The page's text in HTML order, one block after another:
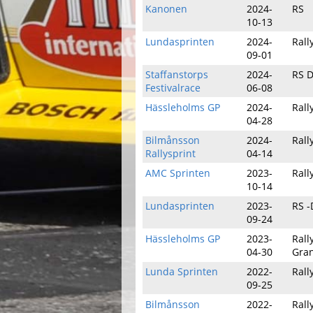
Kanonen
2024-
10-13
RS
Lundasprinten
2024-
09-01
Staffanstorps
Festivalrace
2024-
06-08
RS
Hässleholms GP
2024-
04-28
Bilmånsson
Rallysprint
2024-
04-14
AMC Sprinten
2023-
10-14
Lundasprinten
2023-
09-24
RS
Hässleholms GP
2023-
04-30
Lunda Sprinten
2022-
09-25
Bilmånsson
2022-